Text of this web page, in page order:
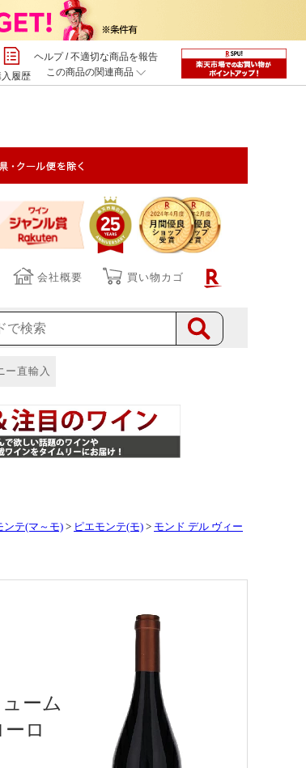
履歴
ヘルプ/不適切な商品を報告
この商品の関連商品
ンテ(マ～モ) > ピエモンテ(モ) > モンド デル ヴィー
ーム
ロ